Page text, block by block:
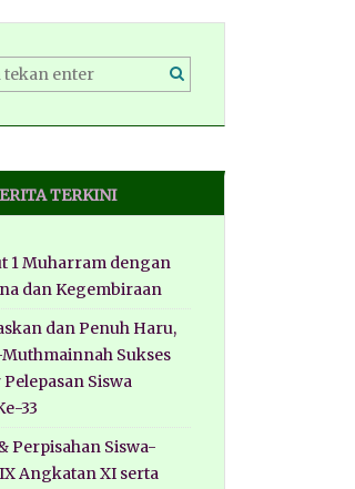
TERKINI
1 Muharram dengan
dan Kegembiraan
dan Penuh Haru,
Muthmainnah Sukses
Siswa
33
Perpisahan Siswa-
Angkatan XI serta